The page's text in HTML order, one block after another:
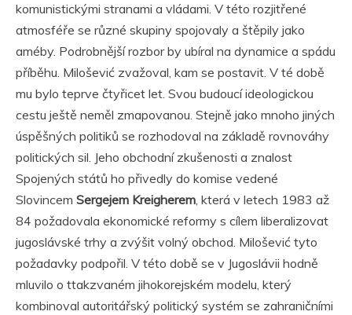
komunistickými stranami a vládami. V této rozjitřené
atmosféře se různé skupiny spojovaly a štěpily jako
améby. Podrobnější rozbor by ubíral na dynamice a spádu
příběhu. Milošević zvažoval, kam se postavit. V té době
mu bylo teprve čtyřicet let. Svou budoucí ideologickou
cestu ještě neměl zmapovanou. Stejně jako mnoho jiných
úspěšných politiků se rozhodoval na základě rovnováhy
politických sil. Jeho obchodní zkušenosti a znalost
Spojených států ho přivedly do komise vedené
Slovincem Sergejem Kreigherem, která v letech 1983 až
84 požadovala ekonomické reformy s cílem liberalizovat
jugoslávské trhy a zvýšit volný obchod. Milošević tyto
požadavky podpořil. V této době se v Jugoslávii hodně
mluvilo o ttakzvaném jihokorejském modelu, který
kombinoval autoritářský politický systém se zahraničními